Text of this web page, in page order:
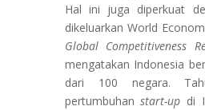
Hal ini juga diperkuat
dikeluarkan World
Global Competitiveness
mengatakan Indonesia
dari 100 negara.
pertumbuhanstart-up di